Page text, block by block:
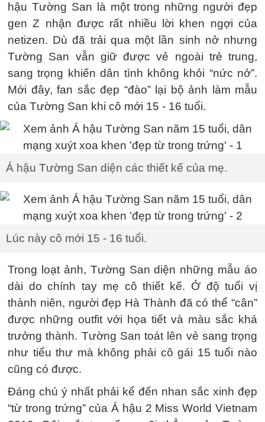
hậu Tường San là một trong những người đẹp
gen Z nhận được rất nhiều lời khen ngợi của
netizen. Dù đã trải qua một lần sinh nở nhưng
Tường San vẫn giữ được vẻ ngoài trẻ trung,
sang trọng khiến dân tình không khỏi “nức nở”.
Mới đây, fan sắc đẹp “đào” lại bộ ảnh làm mẫu
của Tường San khi cô mới 15 - 16 tuổi.
Á hậu Tường San diện các thiết kế của mẹ.
Lúc này cô mới 15 - 16 tuổi.
Trong loạt ảnh, Tường San diện những mẫu áo
dài do chính tay mẹ cô thiết kế. Ở độ tuổi vị
thành niên, người đẹp Hà Thành đã có thể “cân”
được những outfit với họa tiết và màu sắc khá
trưởng thành. Tường San toát lên vẻ sang trọng
như tiểu thư mà không phải cô gái 15 tuổi nào
cũng có được.
Đáng chú ý nhất phải kể đến nhan sắc xinh đẹp
“từ trong trứng” của Á hậu 2 Miss World Vietnam